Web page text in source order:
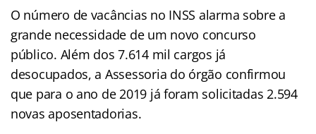
O número de vacâncias no INSS alarma sobre a
grande necessidade de um novo concurso
público. Além dos 7.614 mil cargos já
desocupados, a Assessoria do órgão confirmou
que para o ano de 2019 já foram solicitadas 2.594
novas aposentadorias.